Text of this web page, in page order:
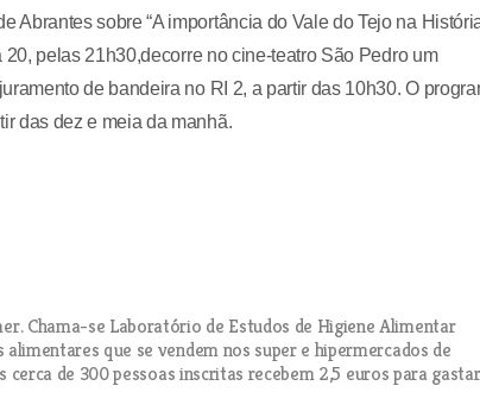
Abrantes sobre “A importância do Vale do Tejo na
pelas 21h30,decorre no cine-teatro São Pedro um
de bandeira no RI 2, a partir das 10h30. O
das dez e meia da manhã.
Chama-se Laboratório de Estudos de Higiene Alimentar
que se vendem nos super e hipermercados de
de 300 pessoas inscritas recebem 2,5 euros para